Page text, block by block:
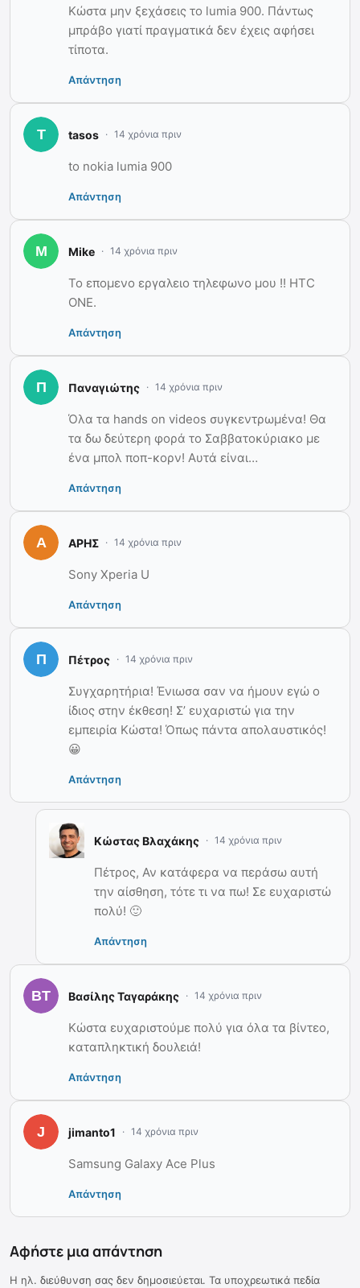
Κώστα μην ξεχάσεις το lumia 900. Πάντως
μπράβο γιατί πραγματικά δεν έχεις αφήσει
τίποτα.
Απάντηση
tasos 14 χρόνια πριν
to nokia lumia 900
Απάντηση
Mike 14 χρόνια πριν
Το επομενο εργαλειο τηλεφωνο μου !! HTC
ONE.
Απάντηση
Παναγιώτης 14 χρόνια πριν
Όλα τα hands on videos συγκεντρωμένα! Θα
τα δω δεύτερη φορά το Σαββατοκύριακο με
ένα μπολ ποπ-κορν! Αυτά είναι…
Απάντηση
ΑΡΗΣ 14 χρόνια πριν
Sony Xperia U
Απάντηση
Πέτρος 14 χρόνια πριν
Συγχαρητήρια! Ένιωσα σαν να ήμουν εγώ ο
ίδιος στην έκθεση! Σ’ ευχαριστώ για την
εμπειρία Κώστα! Όπως πάντα απολαυστικός!
😀
Απάντηση
Κώστας Βλαχάκης 14 χρόνια πριν
Πέτρος, Αν κατάφερα να περάσω αυτή
την αίσθηση, τότε τι να πω! Σε ευχαριστώ
πολύ! 🙂
Απάντηση
Βασίλης Ταγαράκης 14 χρόνια πριν
Κώστα ευχαριστούμε πολύ για όλα τα βίντεο,
καταπληκτική δουλειά!
Απάντηση
jimanto1 14 χρόνια πριν
Samsung Galaxy Ace Plus
Απάντηση
Αφήστε μια απάντηση
Η ηλ. διεύθυνση σας δεν δημοσιεύεται. Τα υποχρεωτικά πεδία